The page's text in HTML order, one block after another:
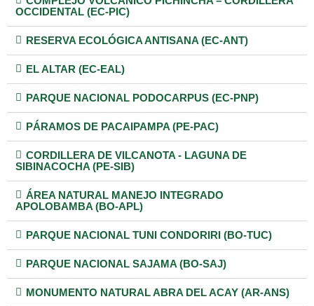
OCCIDENTAL (EC-PIC)
RESERVA ECOLÓGICA ANTISANA (EC-ANT)
EL ALTAR (EC-EAL)
PARQUE NACIONAL PODOCARPUS (EC-PNP)
PÁRAMOS DE PACAIPAMPA (PE-PAC)
CORDILLERA DE VILCANOTA - LAGUNA DE
SIBINACOCHA (PE-SIB)
ÁREA NATURAL MANEJO INTEGRADO
APOLOBAMBA (BO-APL)
PARQUE NACIONAL TUNI CONDORIRI (BO-TUC)
PARQUE NACIONAL SAJAMA (BO-SAJ)
MONUMENTO NATURAL ABRA DEL ACAY (AR-ANS)